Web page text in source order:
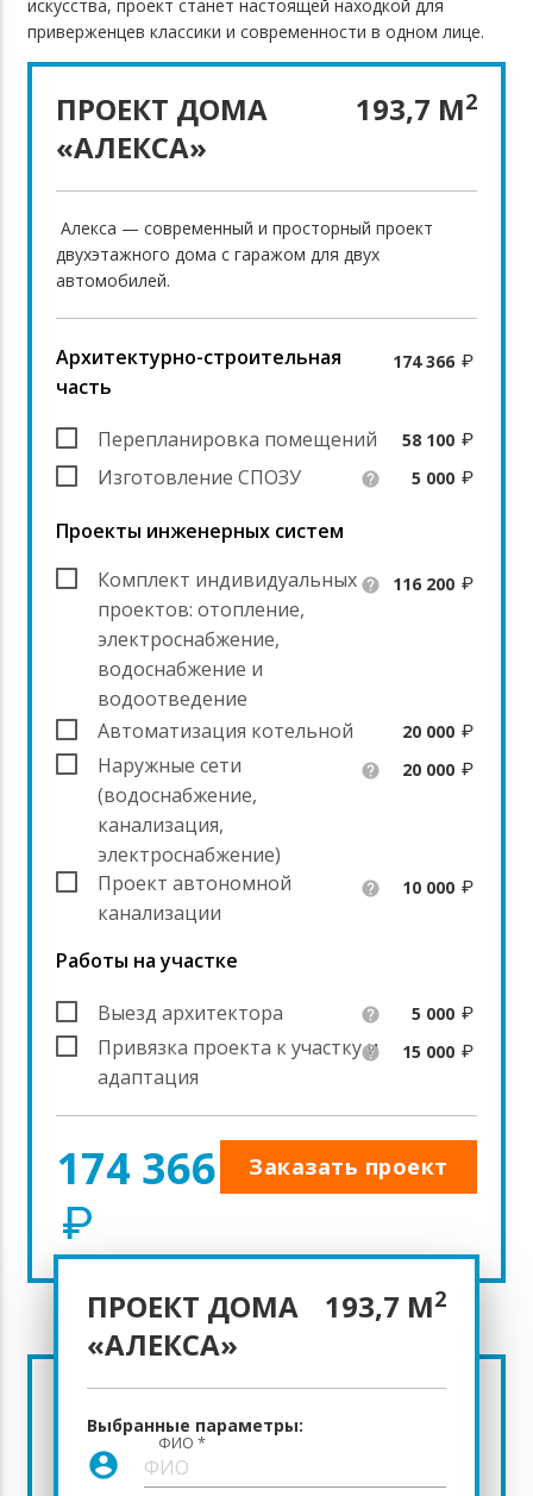
искусства, проект станет настоящей находкой для
приверженцев классики и современности в одном лице.
193,7 М2
ПРОЕКТ ДОМА
«АЛЕКСА»
Алекса — современный и просторный проект
двухэтажного дома с гаражом для двух
автомобилей.
Архитектурно-строительная
часть
174 366
Перепланировка помещений 58 100
Изготовление СПОЗУ help 5 000
Проекты инженерных систем
Комплект индивидуальных
проектов: отопление,
электроснабжение,
водоснабжение и
водоотведение
help 116 200
Автоматизация котельной 20 000
Наружные сети
(водоснабжение,
канализация,
электроснабжение)
help 20 000
Проект автономной
канализации
help 10 000
Работы на участке
Выезд архитектора
help 5 000
Привязка проекта к участку и
адаптация
help 15 000
Заказать проект
174 366
193,7 М2
ПРОЕКТ ДОМА
«АЛЕКСА»
Выбранные параметры:
account_circle
ФИО *
СТОИМОСТЬ
СТРОИТЕЛЬСТВА ДОМА